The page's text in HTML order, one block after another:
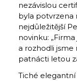
nezávislou
byla potvrzena
nejdůležitější
novinku:
a rozhodli jsme
patnácti letou
Tiché